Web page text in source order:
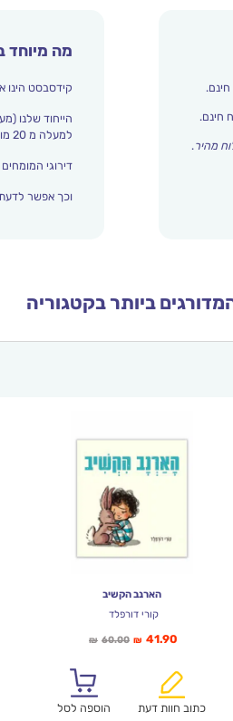
מהיר.
מה מיוחד
קידסבסט הינו
הייחוד שלנו
למעלה מ 20 מומחים מתחומי החינוך והתפתחות הילד מדרגים אצלנו כל הזמן את עולם הילדים.
דירוגי
וכך אפשר
ביותר בקטגוריה
הארנב הקשיב
קורי דורפלד
₪ 60.00המחיר
₪60.00.
₪ 41.90
הוא:
כתוב חוות דעת
הוספה לסל